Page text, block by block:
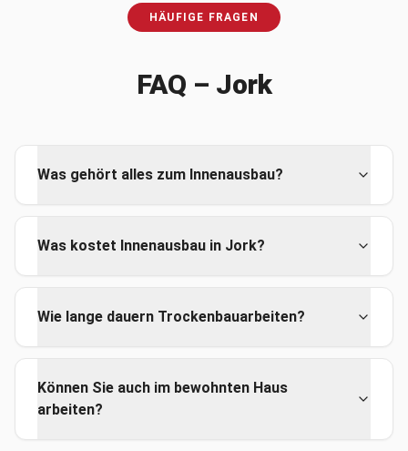
HÄUFIGE FRAGEN
FAQ – Jork
Was gehört alles zum Innenausbau?
Was kostet Innenausbau in Jork?
Wie lange dauern Trockenbauarbeiten?
Können Sie auch im bewohnten Haus
arbeiten?